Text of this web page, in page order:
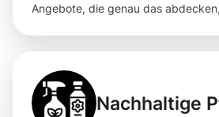
Angebote, die genau das
Nachhaltige